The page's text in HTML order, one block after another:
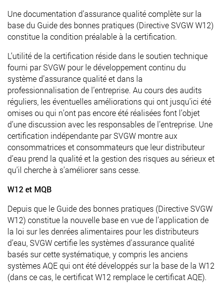
Une documentation d’assurance qualité complète sur la
base du Guide des bonnes pratiques (Directive SVGW W12)
constitue la condition préalable à la certification.
L’utilité de la certification réside dans le soutien technique
fourni par SVGW pour le développement continu du
système d’assurance qualité et dans la
professionnalisation de l’entreprise. Au cours des audits
réguliers, les éventuelles améliorations qui ont jusqu’ici été
omises ou qui n’ont pas encore été réalisées font l’objet
d’une discussion avec les responsables de l’entreprise. Une
certification indépendante par SVGW montre aux
consommatrices et consommateurs que leur distributeur
d’eau prend la qualité et la gestion des risques au sérieux et
qu’il cherche à s’améliorer sans cesse.
W12 et MQB
Depuis que le Guide des bonnes pratiques (Directive SVGW
W12) constitue la nouvelle base en vue de l’application de
la loi sur les denrées alimentaires pour les distributeurs
d’eau, SVGW certifie les systèmes d'assurance qualité
basés sur cette systématique, y compris les anciens
systèmes AQE qui ont été développés sur la base de la W12
(dans ce cas, le certificat W12 remplace le certificat AQE).